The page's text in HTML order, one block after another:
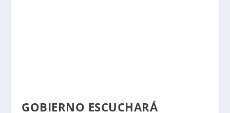
GOBIERNO ESCUCHARÁ